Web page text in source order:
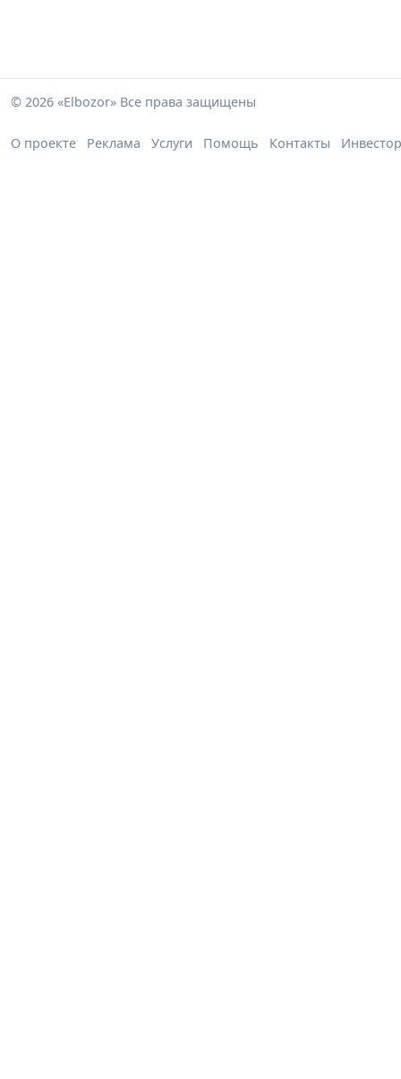
© 2026 «Elbozor» Все права защищены
О проекте Реклама Услуги Помощь Контакты